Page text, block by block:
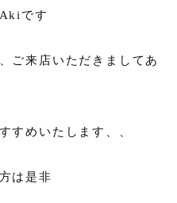
です
ご来店いただきましてあ
すめいたします、、
は是非